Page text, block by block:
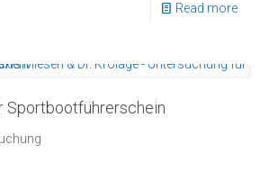
Read more
Sportbootführerschein